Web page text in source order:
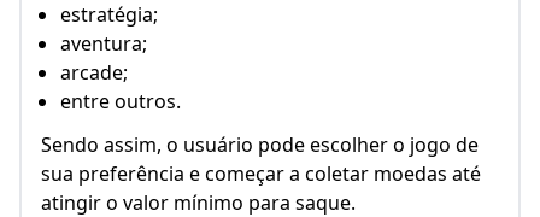
estratégia;
aventura;
arcade;
entre outros.
Sendo assim, o usuário pode escolher o jogo de
sua preferência e começar a coletar moedas até
atingir o valor mínimo para saque.